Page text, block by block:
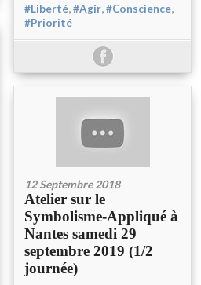
#Liberté,#Agir,#Conscience,
#Priorité
12 Septembre 2018
Atelier sur le
Symbolisme-Appliqué à
Nantes samedi 29
septembre 2019 (1/2
journée)